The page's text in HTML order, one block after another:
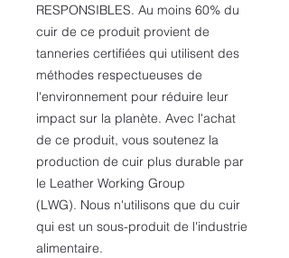
RESPONSIBLES. Au moins 60% du
cuir de ce produit provient de
tanneries certifiées qui utilisent des
méthodes respectueuses de
l'environnement pour réduire leur
impact sur la planète. Avec l'achat
de ce produit, vous soutenez la
production de cuir plus durable par
le Leather Working Group
(LWG). Nous n'utilisons que du cuir
qui est un sous-produit de l'industrie
alimentaire.